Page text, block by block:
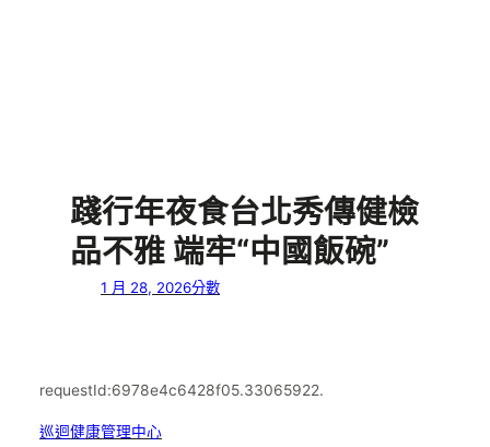
踐行年夜食台北秀傳健檢
品不雅 端牢“中國飯碗”
1 月 28, 2026分數
requestId:6978e4c6428f05.33065922.
巡迴健康管理中心